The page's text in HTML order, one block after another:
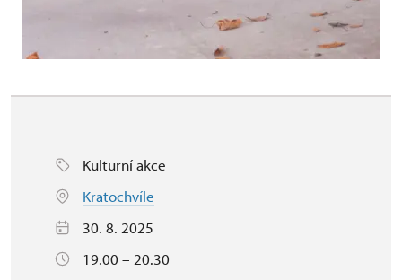
Kulturní akce
Kratochvíle
30. 8. 2025
19.00 – 20.30